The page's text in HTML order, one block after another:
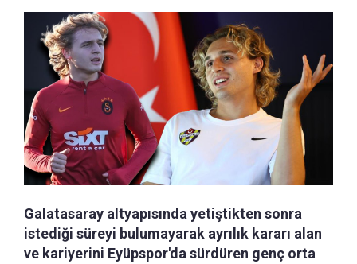
Galatasaray altyapısında yetiştikten sonra
istediği süreyi bulumayarak ayrılık kararı alan
ve kariyerini Eyüpspor'da sürdüren genç orta